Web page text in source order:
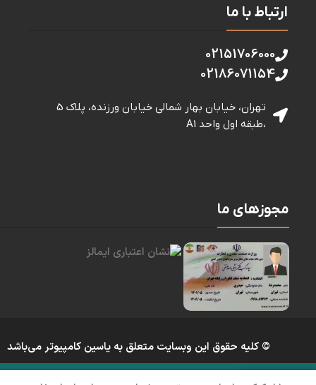
ارتباط با ما
02151706000
02186071154
تهران، خیابان بهار شمالی خيابان ورزنده، پلاک 5
،طبقه اول واحد A1
مجوزهای ما
© کلیه حقوق این وبسایت متعلق به یاسین کامپیوتر می‌باشد